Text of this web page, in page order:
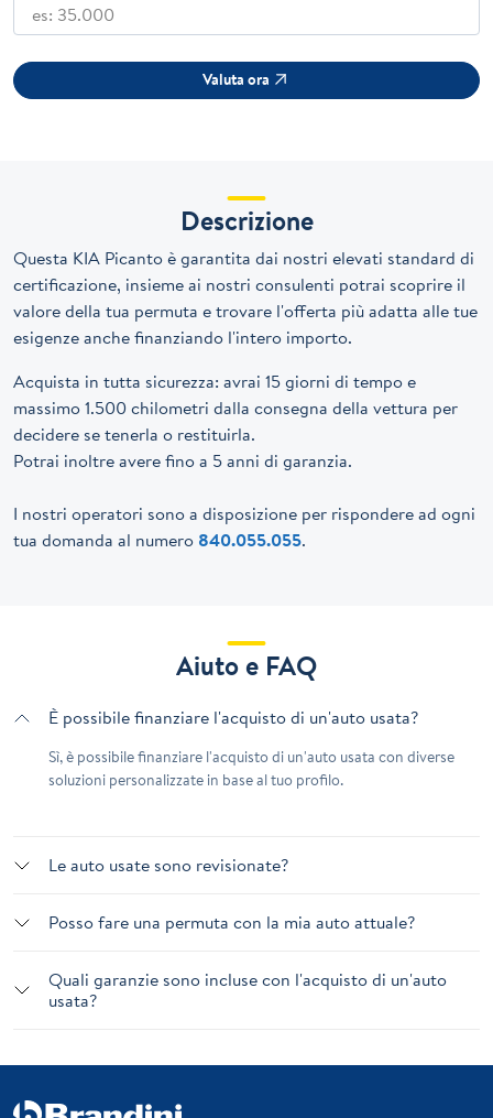
Valuta ora
Descrizione
Questa KIA Picanto è garantita dai nostri elevati standard di
certificazione, insieme ai nostri consulenti potrai scoprire il
valore della tua permuta e trovare l'offerta più adatta alle tue
esigenze anche finanziando l'intero importo.
Acquista in tutta sicurezza: avrai 15 giorni di tempo e
massimo 1.500 chilometri dalla consegna della vettura per
decidere se tenerla o restituirla.
Potrai inoltre avere fino a 5 anni di garanzia.
I nostri operatori sono a disposizione per rispondere ad ogni
tua domanda al numero 840.055.055.
Aiuto e FAQ
È possibile finanziare l'acquisto di un'auto usata?
Sì, è possibile finanziare l'acquisto di un'auto usata con diverse
soluzioni personalizzate in base al tuo profilo.
Le auto usate sono revisionate?
Posso fare una permuta con la mia auto attuale?
Quali garanzie sono incluse con l'acquisto di un'auto
usata?